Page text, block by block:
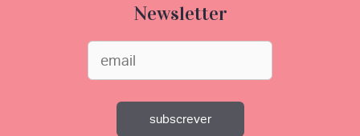
Newsletter